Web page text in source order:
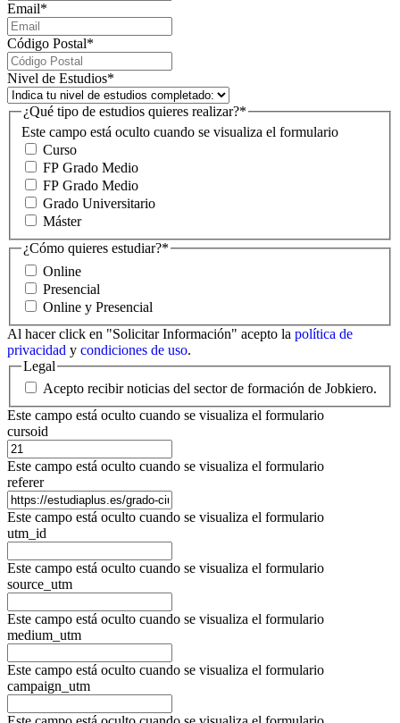
Email*
Código Postal*
Nivel de Estudios*
Este campo está oculto cuando se visualiza el formulario
¿Qué tipo de estudios quieres realizar?*
Curso
FP Grado Medio
FP Grado Medio
Grado Universitario
Máster
¿Cómo quieres estudiar?*
Online
Presencial
Online y Presencial
Al hacer click en "Solicitar Información" acepto la política de
privacidad y condiciones de uso.
Legal
Acepto recibir noticias del sector de formación de Jobkiero.
Este campo está oculto cuando se visualiza el formulario
cursoid
Este campo está oculto cuando se visualiza el formulario
referer
Este campo está oculto cuando se visualiza el formulario
utm_id
Este campo está oculto cuando se visualiza el formulario
source_utm
Este campo está oculto cuando se visualiza el formulario
medium_utm
Este campo está oculto cuando se visualiza el formulario
campaign_utm